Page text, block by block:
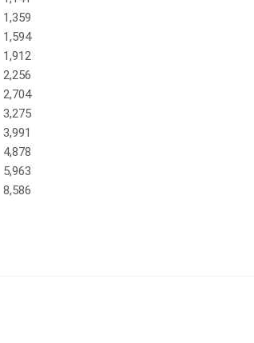
1,359
1,594
1,912
2,256
2,704
3,275
3,991
4,878
5,963
8,586